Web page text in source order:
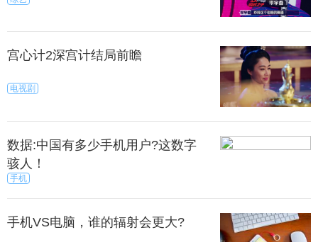
宫心计2深宫计结局前瞻
电视剧
数据:中国有多少手机用户?这数字
骇人！
手机
手机VS电脑，谁的辐射会更大?